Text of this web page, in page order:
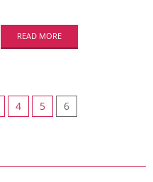
READ MORE
4 5 6